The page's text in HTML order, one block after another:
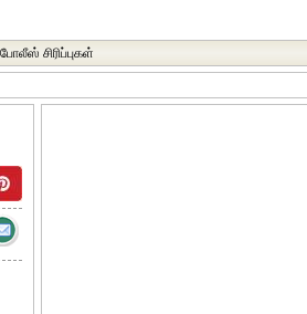
போலீஸ் சிரிப்புகள்